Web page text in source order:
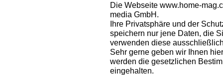
Die Webseite www.home-
media GmbH.
Ihre Privatsphäre und der
speichern nur jene Daten, die
verwenden diese
Sehr gerne geben wir Ihnen
werden die gesetzlichen
eingehalten.